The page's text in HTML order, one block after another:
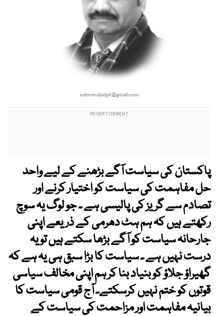
salmanabidpk@gmail.com
پاکستان کی سیاست آگے بڑھنے کے لیے واحد
حل مفاہمت کی سیاست کو اختیار کرنے اور
تصادم سے گریز کی پالیسی ہے ۔ جو لوگ یہ سوچ
رکھتے ہیں کہ ہم ہٹ دھرمی کے ذریعے اپنی
جارحانہ سیاست کو آگے بڑھا سکتے ہیں تو یہ
درست نہیں ہے ۔ سیاست کا بڑا سبق ہی یہ ہے کہ
گھیراؤ جلاؤ کو بنیاد بنا کر ہم اپنی مخالف سیاسی
قوتوں کو ختم نہیں کرسکتے۔ آج قومی سیاست کا
بیانیہ مفاہمت اور مزاحمت کی سیاست کے